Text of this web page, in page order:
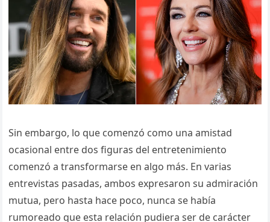
Sin embargo, lo que comenzó como una amistad
ocasional entre dos figuras del entretenimiento
comenzó a transformarse en algo más. En varias
entrevistas pasadas, ambos expresaron su admiración
mutua, pero hasta hace poco, nunca se había
rumoreado que esta relación pudiera ser de carácter